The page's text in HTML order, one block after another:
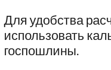
Для удобства
использовать
госпошлины.